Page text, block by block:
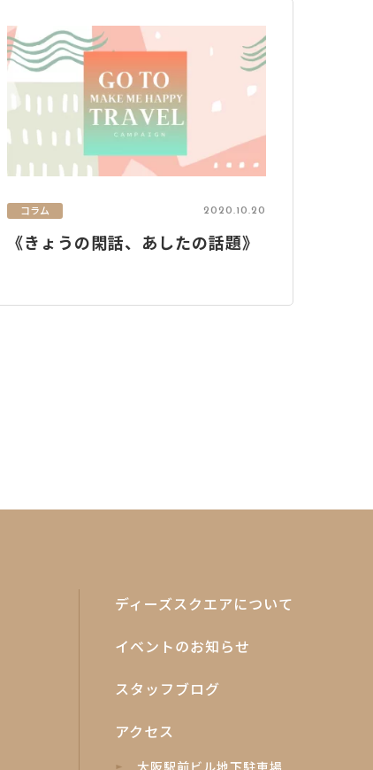
コラム 2020.10.20
《きょうの閑話、あしたの話題》
ディーズスクエアについて
イベントのお知らせ
スタッフブログ
アクセス
大阪駅前ビル地下駐車場